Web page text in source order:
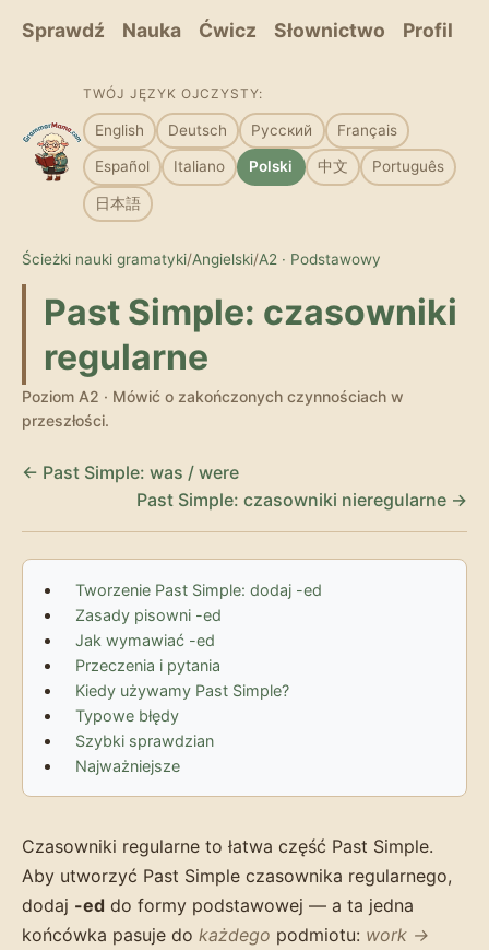
Sprawdź Nauka Ćwicz Słownictwo Profil
TWÓJ JĘZYK OJCZYSTY:
English Deutsch Русский Français
Español Italiano Polski 中文 Português
日本語
Ścieżki nauki gramatyki/Angielski/A2 · Podstawowy
Past Simple: czasowniki
regularne
Poziom A2 · Mówić o zakończonych czynnościach w
przeszłości.
← Past Simple: was / were
Past Simple: czasowniki nieregularne →
Tworzenie Past Simple: dodaj -ed
Zasady pisowni -ed
Jak wymawiać -ed
Przeczenia i pytania
Kiedy używamy Past Simple?
Typowe błędy
Szybki sprawdzian
Najważniejsze
Czasowniki regularne to łatwa część Past Simple.
Aby utworzyć Past Simple czasownika regularnego,
dodaj -ed do formy podstawowej — a ta jedna
końcówka pasuje do każdego podmiotu: work →